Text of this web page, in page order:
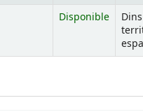
Disponible